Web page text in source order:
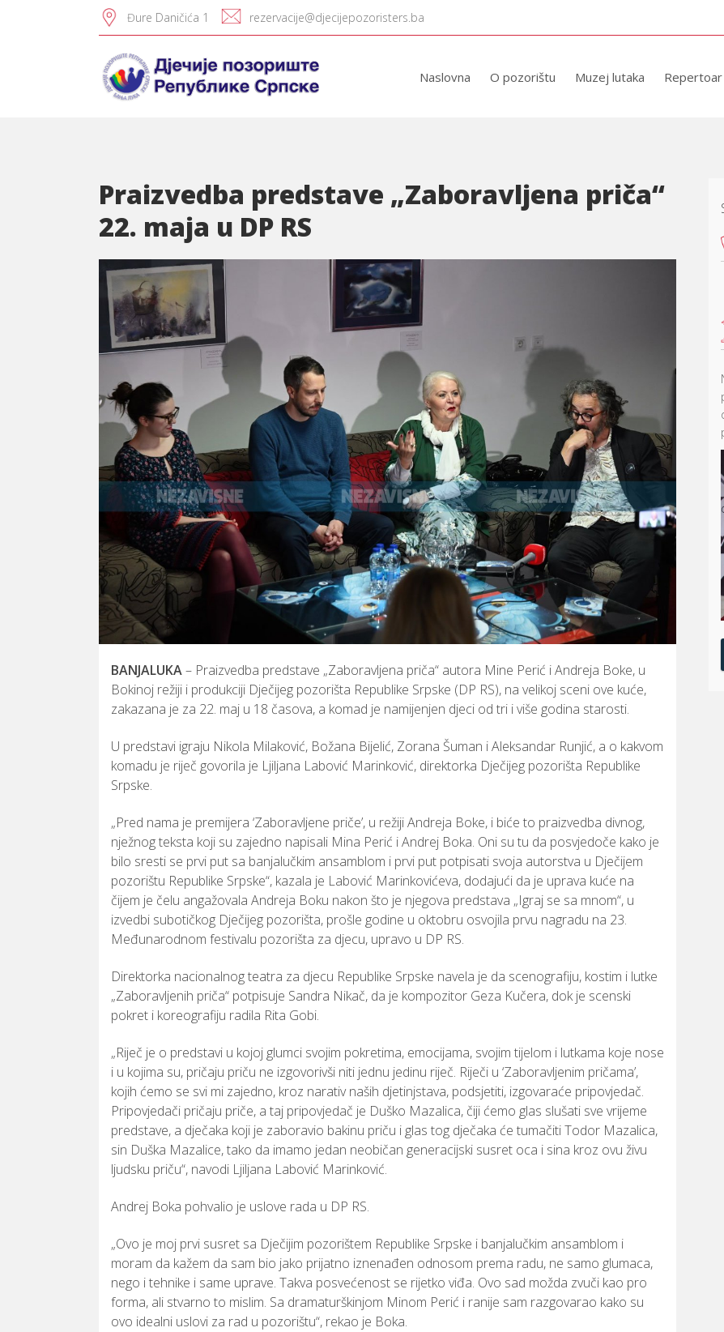
Đure Daničića 1 rezervacije@djecijepozoristers.ba
Naslovna O pozorištu Muzej lutaka Repertoar
Praizvedba predstave „Zaboravljena priča“
22. maja u DP RS
BANJALUKA– Praizvedba predstave „Zaboravljena priča“ autora Mine Perić iAndreja Boke, u
Bokinoj režiji i produkciji Dječijeg pozorišta Republike Srpske (DP RS), na velikoj sceni ove kuće,
zakazana je za 22. maj u 18 časova, a komad je namijenjen djeci od tri iviše godina starosti.
U predstavi igraju Nikola Milaković, Božana Bijelić, Zorana Šuman iAleksandar Runjić, a o kakvom
komadu je riječ govorila je Ljiljana Labović Marinković, direktorka Dječijeg pozorišta Republike
Srpske.
„Pred nama je premijera ‘Zaboravljene priče’, u režijiAndreja Boke, i biće to praizvedba divnog,
nježnogteksta koji su zajedno napisali Mina Perić iAndrej Boka. Oni su tu da posvjedoče kako je
bilo sresti se prvi put sa banjalučkim ansamblom i prvi put potpisati svoja autorstva u Dječijem
pozorištu Republike Srpske“, kazala je Labović Marinkovićeva, dodajući da je uprava kuće na
čijem je čelu angažovala Andreja Boku nakon što je njegova predstava „Igraj se sa mnom“, u
izvedbi subotičkog Dječijeg pozorišta, prošle godine u oktobru osvojila prvu nagradu na 23.
Međunarodnom festivalu pozorišta za djecu, upravo u DP RS.
Direktorka nacionalnogteatra za djecu Republike Srpske navela je da scenografiju, kostim i lutke
„Zaboravljenih priča“ potpisuje Sandra Nikač, da je kompozitor Geza Kučera, dokje scenski
pokret i koreografiju radila Rita Gobi.
„Riječ je o predstavi u kojoj glumci svojim pokretima, emocijama, svojim tijelom i lutkama koje nose
i u kojima su, pričaju priču ne izgovorivši niti jednu jedinu riječ. Riječi u ‘Zaboravljenim pričama’,
kojih ćemo se svi mi zajedno, kroz narativnaših djetinjstava, podsjetiti, izgovaraće pripovjedač.
Pripovjedači pričaju priče, a taj pripovjedač je Duško Mazalica, čiji ćemo glas slušati sve vrijeme
predstave, a dječaka koji je zaboravio bakinu priču i glas tog dječaka će tumačitiTodor Mazalica,
sin Duška Mazalice,tako da imamo jedan neobičan generacijski susret oca i sina kroz ovu živu
ljudsku priču“, navodi Ljiljana Labović Marinković.
Andrej Boka pohvalio je uslove rada u DP RS.
„Ovo je moj prvi susret sa Dječijim pozorištem Republike Srpske i banjalučkim ansamblom i
moram da kažem da sam bio jako prijatno iznenađen odnosom prema radu, ne samo glumaca,
nego itehnike i same uprave. Takva posvećenost se rijetko viđa. Ovo sad možda zvuči kao pro
forma, ali stvarno to mislim. Sa dramaturškinjom Minom Perić i ranije sam razgovarao kako su
ovo idealni uslovi za rad u pozorištu“, rekao je Boka.